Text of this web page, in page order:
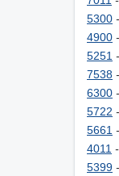
5300
4900
5251
7538
6300
5722
5661
4011
5399